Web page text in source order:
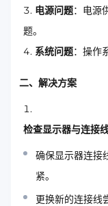
电源问题：电源
题。
系统问题：操作
二、解决方案
检查显示器与连接
确保显示器连接
紧。
更换新的连接线